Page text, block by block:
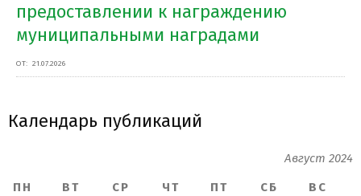
предоставлении к награждению
муниципальными наградами
ОТ: 21.07.2026
Календарь публикаций
Август 2024
ПН
ВТ СР ЧТ ПТ СБ ВС